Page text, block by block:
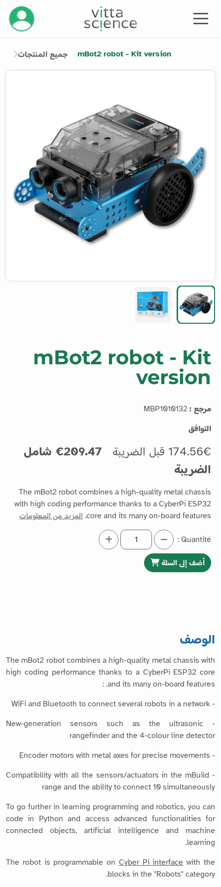
إدارة
جميع المنتجات mBot2 robot - Kit version
mBot2 robot - Kit
version
مرجع :
التوافق
174.56€ قبل الضريبة
209.47€ شامل
الضريبة
The mBot2 robot combines a high-quality metal chassis
with high coding performance thanks to a CyberPi ESP32
core and its many on-board features. المزيد من المعلومات
Quantité :
أضف إلى السلة
الوصف
The mBot2 robot combines a high-quality metal chassis with
high coding performance thanks to a CyberPi ESP32 core
and its many on-board features. :
- WiFi and Bluetooth to connect several robots in a network
- New-generation sensors such as the ultrasonic
rangefinder and the 4-colour line detector
- Encoder motors with metal axes for precise movements
- Compatibility with all the sensors/actuators in the mBuild
range and the ability to connect 10 simultaneously
To go further in learning programming and robotics, you can
code in Python and access advanced functionalities for
connected objects, artificial intelligence and machine
learning.
The robot is programmable on Cyber Pi interface with the
blocks in the "Robots" category.